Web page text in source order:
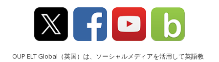
OUP ELT Global（英国）は、ソーシャルメディアを活用して英語教